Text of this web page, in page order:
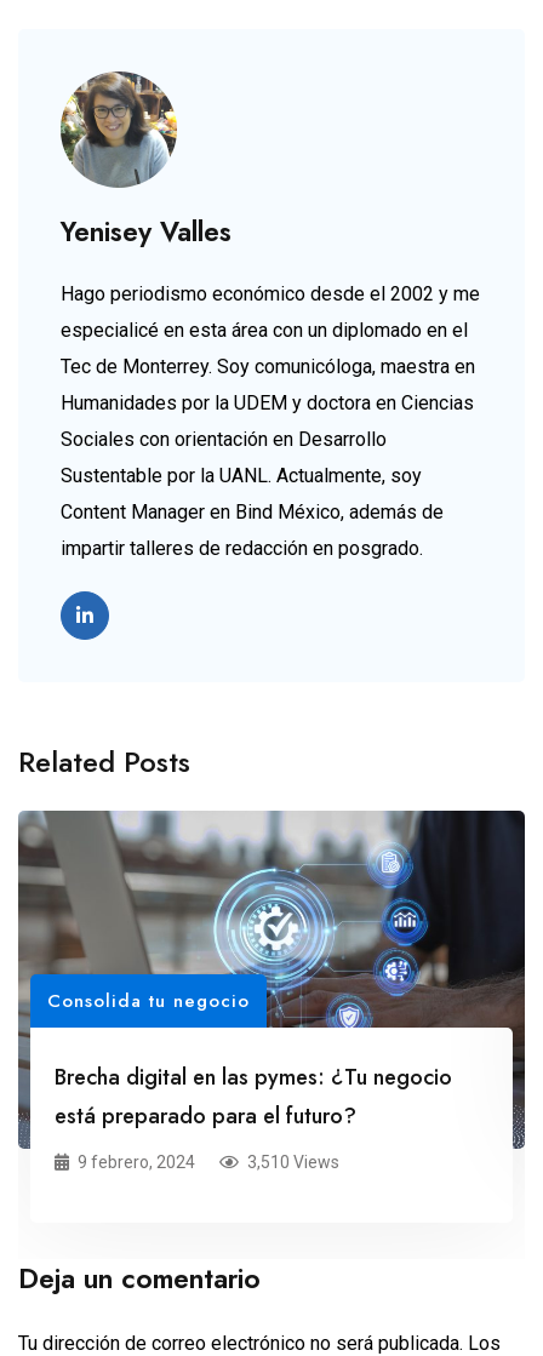
Yenisey Valles
Hago periodismo económico desde el 2002 y me
especialicé en esta área con un diplomado en el
Tec de Monterrey. Soy comunicóloga, maestra en
Humanidades por la UDEM y doctora en Ciencias
Sociales con orientación en Desarrollo
Sustentable por la UANL. Actualmente, soy
Content Manager en Bind México, además de
impartir talleres de redacción en posgrado.
Related Posts
Consolida tu negocio
Brecha digital en las pymes: ¿Tu negocio
está preparado para el futuro?
9 febrero, 2024 3,510 Views
Deja un comentario
Tu dirección de correo electrónico no será publicada. Los